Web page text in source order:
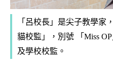
「呂校長」是尖子教學家
貓校監」，別號 「Miss
及學校校監。